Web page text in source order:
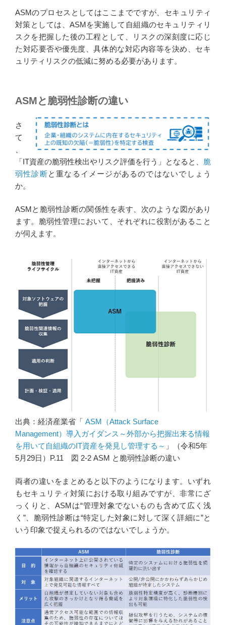
ASMのプロセスとしてはここまでですが、セキュリティ
対策としては、ASMを実施して自組織のセキュリティリ
スクを把握した後の工程として、リスクの深刻度に応じ
た対応要否や優先度、具体的な対応内容等を決め、セキ
ュリティリスクの低減に努める必要があります。
ASMと脆弱性診断の違い
さ
て
「IT資産の脆弱性検出やリスク評価を行う」となると、 脆
弱性診断と重なるイメージがあるのではないでしょう
か。
ASMと脆弱性診断の関係性を表す、次のような図があり
ます。脆弱性管理において、それぞれに役割があること
が伺えます。
出典：経済産業省「 ASM（Attack Surface
Management）導入ガイダンス～外部から把握出来る情報
を用いて自組織のIT資産を発見し管理する～ 」（令和5年
5⽉29⽇）P.11 図 2-2 ASM と脆弱性診断の違い
両者の違いをまとめると以下のようになります。いずれ
もセキュリティ対策における取り組みですが、非常にざ
っくりと、ASMは“管理対象でないものも含めて広く浅
く”、脆弱性診断は“特定した対象に対して深く詳細に”と
いう印象で捉えられるのではないでしょうか。